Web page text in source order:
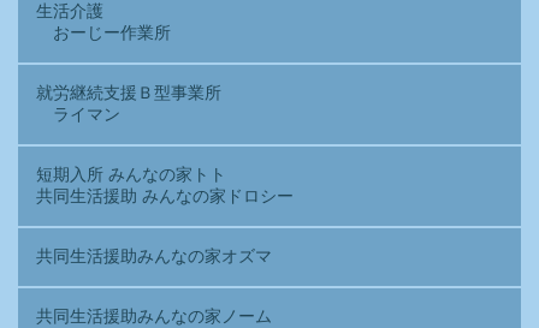
生活介護
おーじー作業所
就労継続支援Ｂ型事業所
ライマン
短期入所 みんなの家トト
共同生活援助 みんなの家ドロシー
共同生活援助みんなの家オズマ
共同生活援助みんなの家ノーム